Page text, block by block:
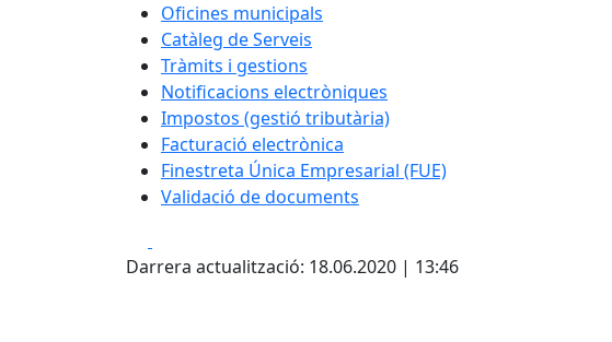
Oficines municipals
Catàleg de Serveis
Tràmits i gestions
Notificacions electròniques
Impostos (gestió tributària)
Facturació electrònica
Finestreta Única Empresarial (FUE)
Validació de documents
Darrera actualització: 18.06.2020 | 13:46